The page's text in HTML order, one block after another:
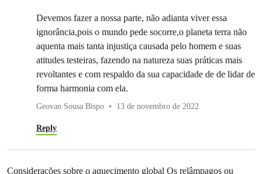
Devemos fazer a nossa parte, não adianta viver essa
ignorância,pois o mundo pede socorre,o planeta terra não
aquenta mais tanta injustiça causada pelo homem e suas
atitudes testeiras, fazendo na natureza suas práticas mais
revoltantes e com respaldo da sua capacidade de de lidar de
forma harmonia com ela.
Geovan Sousa Bispo 13 de novembro de 2022
Reply
Considerações sobre o aquecimento global Os relâmpagos ou